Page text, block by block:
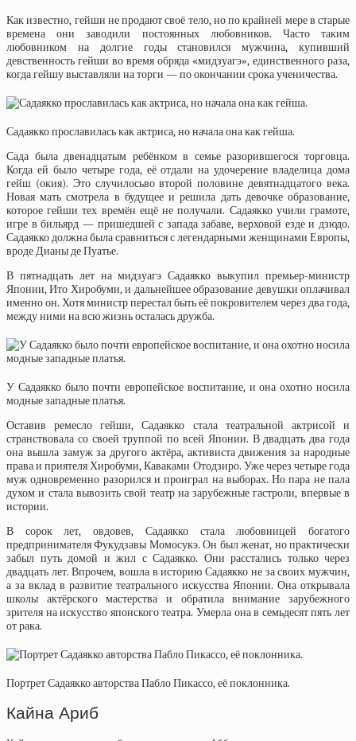
Как известно, гейши не продают своё тело, но по крайней мере в старые
времена они заводили постоянных любовников. Часто таким
любовником на долгие годы становился мужчина, купивший
девственность гейши во время обряда «мидзуагэ», единственного раза,
когда гейшу выставляли на торги — по окончании срока ученичества.
Садаякко прославилась как актриса, но начала она как гейша.
Сада была двенадцатым ребёнком в семье разорившегося торговца.
Когда ей было четыре года, её отдали на удочерение владелица дома
гейш (окия). Это случилосьво второй половине девятнадцатого века.
Новая мать смотрела в будущее и решила дать девочке образование,
которое гейши тех времён ещё не получали. Садаякко учили грамоте,
игре в бильярд — пришедшей с запада забаве, верховой езде и дзюдо.
Садаякко должна была сравниться с легендарными женщинами Европы,
вроде Дианы де Пуатье.
В пятнадцать лет на мидзуагэ Садаякко выкупил премьер-министр
Японии, Ито Хиробуми, и дальнейшее образование девушки оплачивал
именно он. Хотя министр перестал быть её покровителем через два года,
между ними на всю жизнь осталась дружба.
У Садаякко было почти европейское воспитание, и она охотно носила
модные западные платья.
Оставив ремесло гейши, Садаякко стала театральной актрисой и
странствовала со своей труппой по всей Японии. В двадцать два года
она вышла замуж за другого актёра, активиста движения за народные
права и приятеля Хиробуми, Каваками Отодзиро. Уже через четыре года
муж одновременно разорился и проиграл на выборах. Но пара не пала
духом и стала вывозить свой театр на зарубежные гастроли, впервые в
истории.
В сорок лет, овдовев, Садаякко стала любовницей богатого
предпринимателя Фукудзавы Момосукэ. Он был женат, но практически
забыл путь домой и жил с Садаякко. Они расстались только через
двадцать лет. Впрочем, вошла в историю Садаякко не за своих мужчин,
а за вклад в развитие театрального искусства Японии. Она открывала
школы актёрского мастерства и обратила внимание зарубежного
зрителя на искусство японского театра. Умерла она в семьдесят пять лет
от рака.
Портрет Садаякко авторства Пабло Пикассо, её поклонника.
Кайна Ариб